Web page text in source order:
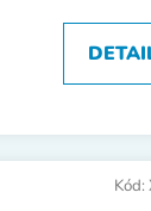
Kód: